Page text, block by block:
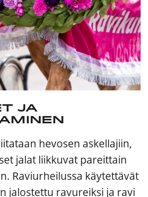
ja
hevosen askellajiin,
jalat liikkuvat pareittain
Raviurheilussa käytettävät
jalostettu ravureiksi ja ravi